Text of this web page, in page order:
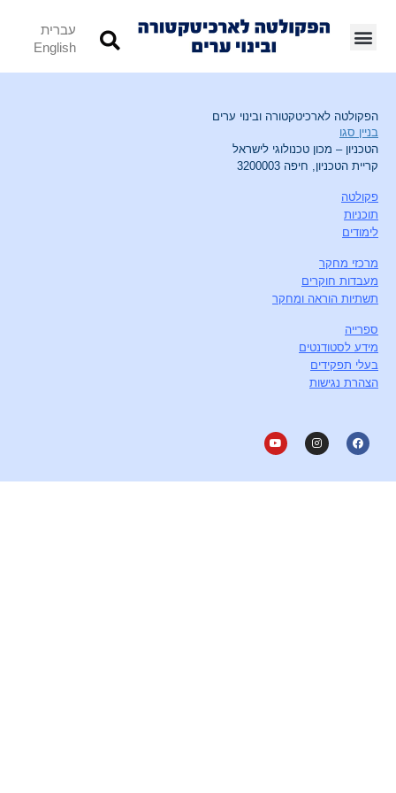
עברית
English
הפקולטה לארכיטקטורה ובינוי ערים
בניין סגו
הטכניון – מכון טכנולוגי לישראל
קריית הטכניון, חיפה 3200003
פקולטה
תוכניות
לימודים
מרכזי מחקר
מעבדות חוקרים
תשתיות הוראה ומחקר
ספרייה
מידע לסטודנטים
בעלי תפקידים
הצהרת נגישות